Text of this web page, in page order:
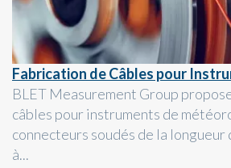
Fabrication de Câbles pour
BLET Measurement Group
câbles pour instruments de
connecteurs soudés de la
à...